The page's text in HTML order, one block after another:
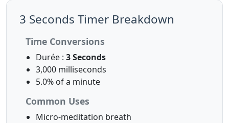
3 Seconds Timer Breakdown
Time Conversions
Durée : 3 Seconds
3,000 milliseconds
5.0% of a minute
Common Uses
Micro-meditation breath